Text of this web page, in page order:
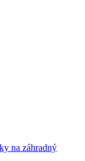
na záhradný